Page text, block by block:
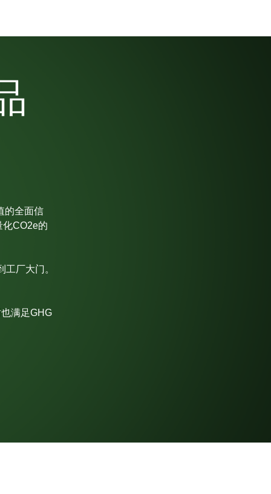
的全面信
化CO2e的
厂大门。
满足GHG